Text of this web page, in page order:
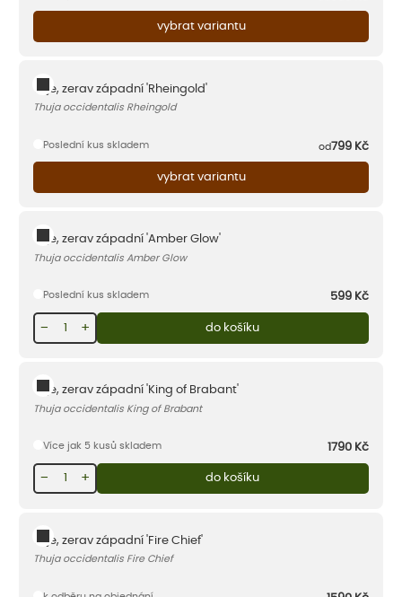
vybrat variantu
Túje, zerav západní 'Rheingold'
Thuja occidentalis Rheingold
Poslední kus skladem od799 Kč
vybrat variantu
Túje, zerav západní 'Amber Glow'
Thuja occidentalis Amber Glow
Poslední kus skladem 599 Kč
+
− do košíku
Túje, zerav západní 'King of Brabant'
Thuja occidentalis King of Brabant
Více jak 5 kusů skladem 1790 Kč
+
− do košíku
Túje, zerav západní 'Fire Chief'
Thuja occidentalis Fire Chief